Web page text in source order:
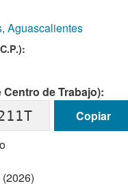
Aguascalientes
Centro de Trabajo):
Copiar